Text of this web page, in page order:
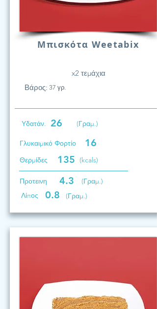
Μπισκότα Weetabix
x2 τεμάχια
Βάρος: 37 γρ.
Υδατάν. 26 (Γραμ.)
Γλυκαιμικό Φορτίο 16
Θερμίδες 135 (kcals)
Προτεινη 4.3
(Γραμ.)
Λίπος
0.8 (Γραμ.)